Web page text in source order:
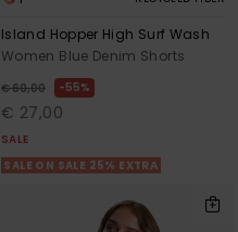
Island Hopper High Surf Wash
Women Blue Denim Shorts
€ 60,00 55%
€ 27,00
SALE
SALE ON SALE 25% EXTRA